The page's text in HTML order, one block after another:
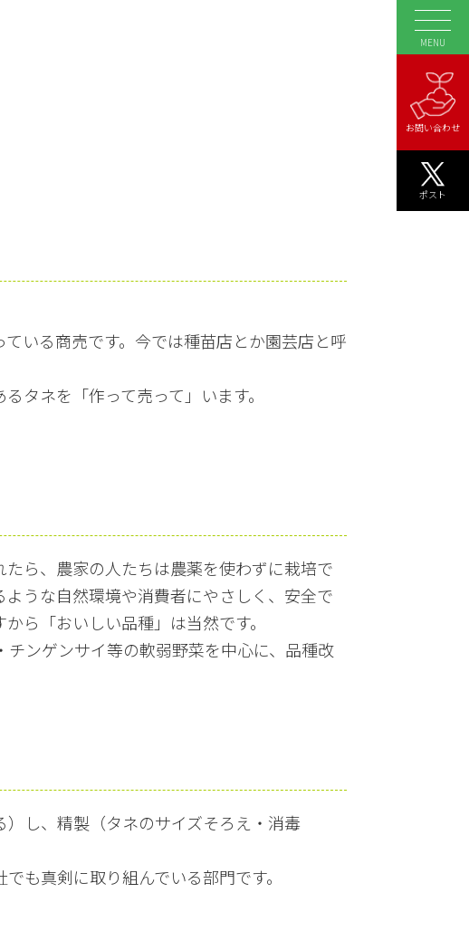
お問い合わせ
ポスト
MENU
いる商売です。今では種苗店とか園芸店と呼
タネを「作って売って」います。
ら、農家の人たちは農薬を使わずに栽培で
うな自然環境や消費者にやさしく、安全で
ら「おいしい品種」は当然です。
ンゲンサイ等の軟弱野菜を中心に、品種改
し、精製（タネのサイズそろえ・消毒
も真剣に取り組んでいる部門です。